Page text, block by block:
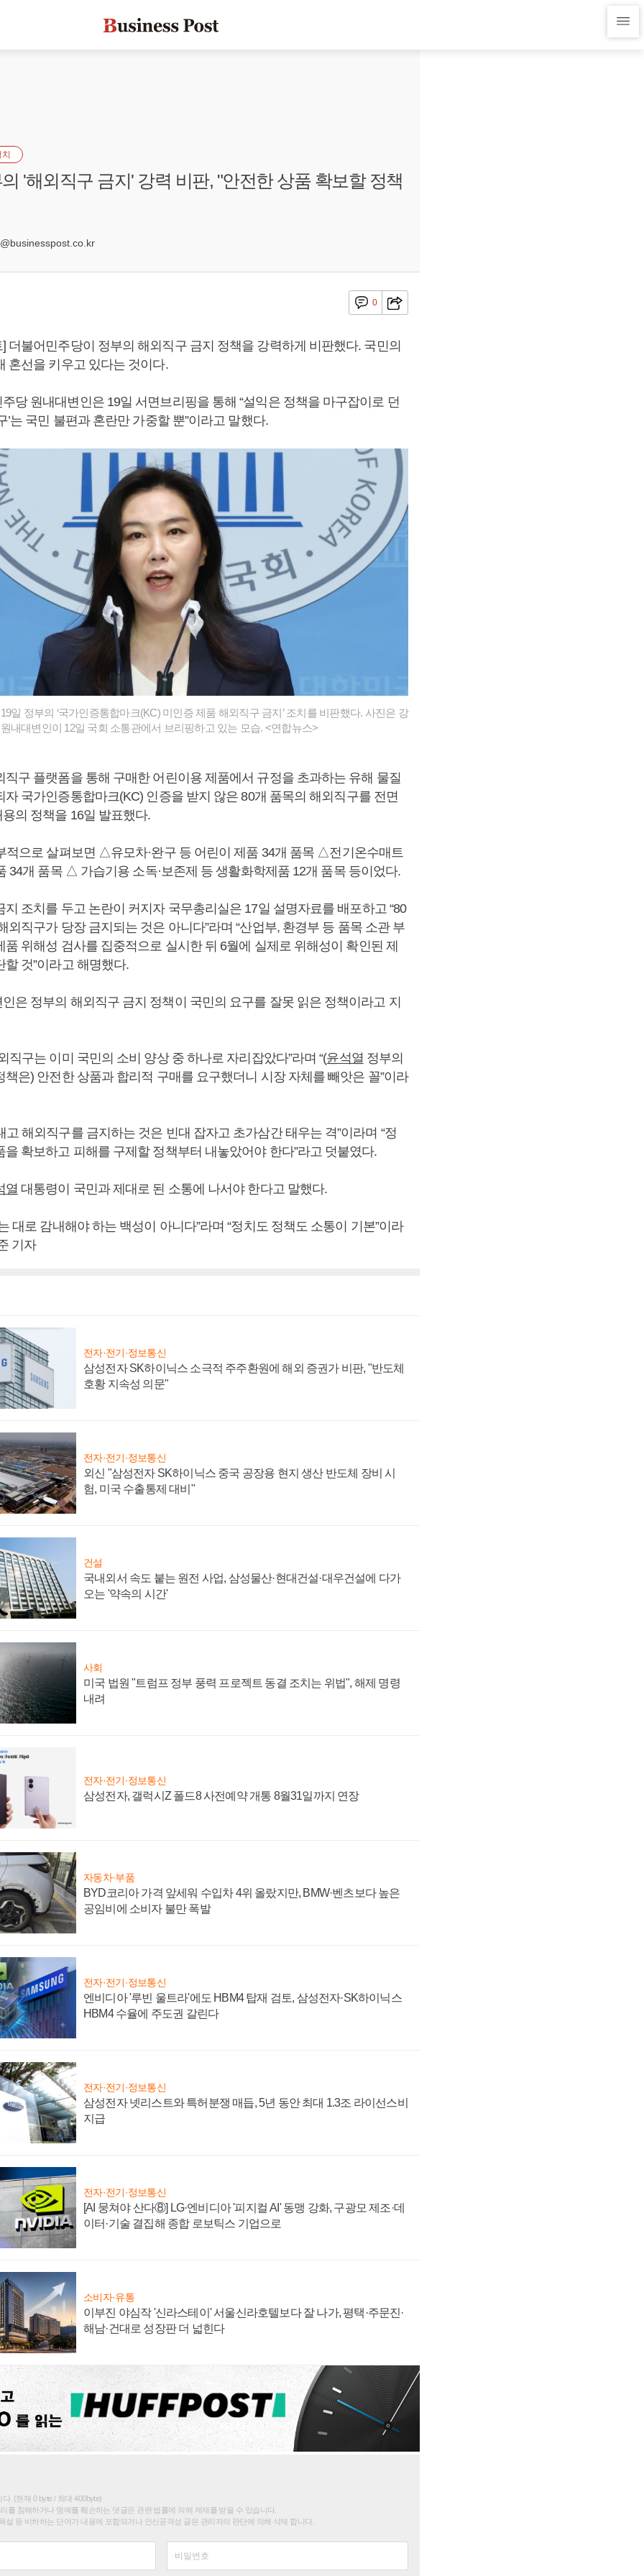
'해외직구 금지' 강력 비판, "안전한 상품 확보할 정책
0
더불어민주당이 정부의 해외직구 금지 정책을 강력하게 비판했다. 국민의
혼선을 키우고 있다는 것이다.
당 원내대변인은 19일 서면브리핑을 통해 “설익은 정책을 마구잡이로 던
’는 국민 불편과 혼란만 가중할 뿐”이라고 말했다.
일 정부의 ‘국가인증통합마크(KC) 미인증 제품 해외직구 금지’ 조치를 비판했다. 사진은 강
내대변인이 12일 국회 소통관에서 브리핑하고 있는 모습. <연합뉴스>
직구 플랫폼을 통해 구매한 어린이용 제품에서 규정을 초과하는 유해 물질
자 국가인증통합마크(KC) 인증을 받지 않은 80개 품목의 해외직구를 전면
의 정책을 16일 발표했다.
적으로 살펴보면 △유모차·완구 등 어린이 제품 34개 품목 △전기온수매트
34개 품목 △ 가습기용 소독·보존제 등 생활화학제품 12개 품목 등이었다.
지 조치를 두고 논란이 커지자 국무총리실은 17일 설명자료를 배포하고 “80
외직구가 당장 금지되는 것은 아니다”라며 “산업부, 환경부 등 품목 소관 부
품 위해성 검사를 집중적으로 실시한 뒤 6월에 실제로 위해성이 확인된 제
것”이라고 해명했다.
은 정부의 해외직구 금지 정책이 국민의 요구를 잘못 읽은 정책이라고 지
직구는 이미 국민의 소비 양상 중 하나로 자리잡았다”라며 “(윤석열 정부의
책은) 안전한 상품과 합리적 구매를 요구했더니 시장 자체를 빼앗은 꼴”이라
고 해외직구를 금지하는 것은 빈대 잡자고 초가삼간 태우는 격”이라며 “정
을 확보하고 피해를 구제할 정책부터 내놓았어야 한다”라고 덧붙였다.
열 대통령이 국민과 제대로 된 소통에 나서야 한다고 말했다.
대로 감내해야 하는 백성이 아니다”라며 “정치도 정책도 소통이 기본”이라
기자
전자·전기·정보통신
삼성전자 SK하이닉스 소극적 주주환원에 해외 증권가 비판, "반도체
호황 지속성 의문"
전자·전기·정보통신
외신 "삼성전자 SK하이닉스 중국 공장용 현지 생산 반도체 장비 시
험, 미국 수출통제 대비"
건설
국내외서 속도 붙는 원전 사업, 삼성물산·현대건설·대우건설에 다가
오는 '약속의 시간'
사회
미국 법원 "트럼프 정부 풍력 프로젝트 동결 조치는 위법", 해제 명령
내려
전자·전기·정보통신
삼성전자, 갤럭시Z 폴드8 사전예약 개통 8월31일까지 연장
자동차·부품
BYD코리아 가격 앞세워 수입차 4위 올랐지만, BMW·벤츠보다 높은
공임비에 소비자 불만 폭발
전자·전기·정보통신
엔비디아 '루빈 울트라'에도 HBM4 탑재 검토, 삼성전자·SK하이닉스
HBM4 수율에 주도권 갈린다
전자·전기·정보통신
삼성전자 넷리스트와 특허분쟁 매듭, 5년 동안 최대 1.3조 라이선스비
지급
전자·전기·정보통신
[AI 뭉쳐야 산다⑧] LG·엔비디아 '피지컬 AI' 동맹 강화, 구광모 제조·데
이터·기술 결집해 종합 로보틱스 기업으로
소비자·유통
이부진 야심작 '신라스테이' 서울신라호텔보다 잘 나가, 평택·주문진·
해남·건대로 성장판 더 넓힌다
. (현재 0 byte / 최대 400byte)
를 침해하거나 명예를 훼손하는 댓글은 관련 법률에 의해 제재를 받을 수 있습니다.
설 등 비하하는 단어가 내용에 포함되거나 인신공격성 글은 관리자의 판단에 의해 삭제 합니다.